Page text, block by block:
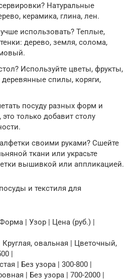
Натуральные
керамика, глина, лен.
использовать? Теплые,
дерево, земля, солома,
Используйте цветы, фрукты,
спилы, коряги,
посуду разных форм и
только добавит столу
своими руками? Сшейте
ткани или украсьте
вышивкой или аппликацией.
и текстиля для
| Узор | Цена (руб.) |
овальная | Цветочный,
|
| Без узора | 300-800 |
| Без узора | 700-2000 |